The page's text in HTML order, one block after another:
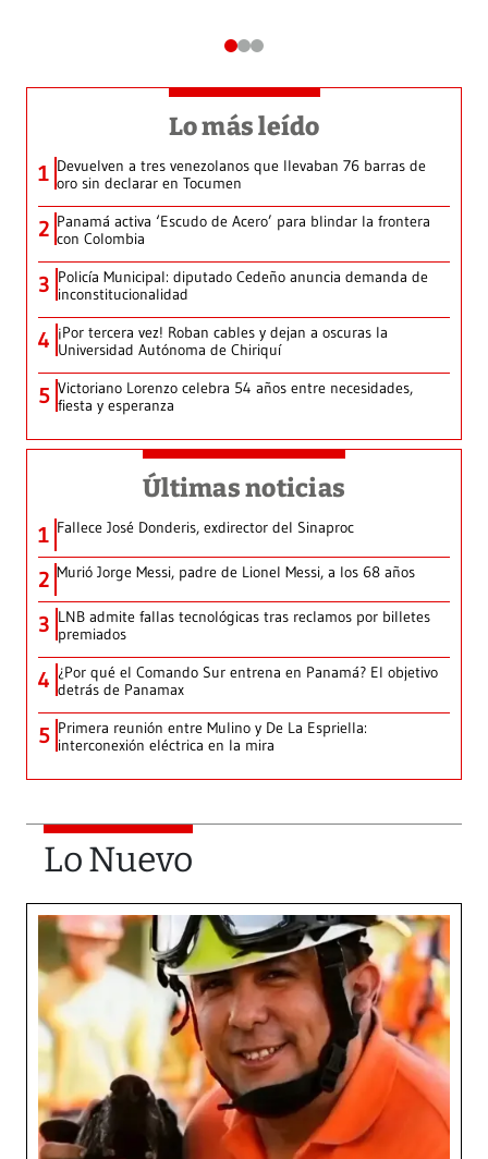
Lo más leído
1 Devuelven a tres venezolanos que llevaban 76 barras de
oro sin declarar en Tocumen
2 Panamá activa ‘Escudo de Acero’ para blindar la frontera
con Colombia
3 Policía Municipal: diputado Cedeño anuncia demanda de
inconstitucionalidad
4 ¡Por tercera vez! Roban cables y dejan a oscuras la
Universidad Autónoma de Chiriquí
5 Victoriano Lorenzo celebra 54 años entre necesidades,
fiesta y esperanza
Últimas noticias
1 Fallece José Donderis, exdirector del Sinaproc
2 Murió Jorge Messi, padre de Lionel Messi, a los 68 años
3 LNB admite fallas tecnológicas tras reclamos por billetes
premiados
4 ¿Por qué el Comando Sur entrena en Panamá? El objetivo
detrás de Panamax
5 Primera reunión entre Mulino y De La Espriella:
interconexión eléctrica en la mira
Lo Nuevo